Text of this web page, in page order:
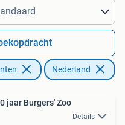
Nederland
jaar Burgers' Zoo
Details